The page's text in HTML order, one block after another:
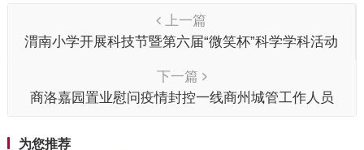
上一篇
渭南小学开展科技节暨第六届“微笑杯”科学学科活动
下一篇
商洛嘉园置业慰问疫情封控一线商州城管工作人员
为您推荐